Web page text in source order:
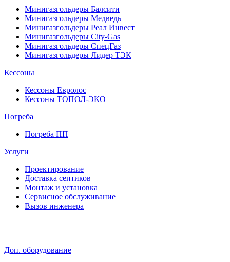
Минигазгольдеры Балсити
Минигазгольдеры Медведь
Минигазгольдеры Реал Инвест
Минигазгольдеры City-Gas
Минигазгольдеры СпецГаз
Минигазгольдеры Лидер ТЭК
Кессоны
Кессоны Евролос
Кессоны ТОПОЛ-ЭКО
Погребa
Погреба ПП
Услуги
Проектирование
Доставка септиков
Монтаж и установка
Сервисное обслуживание
Вызов инженера
Доп. оборудование